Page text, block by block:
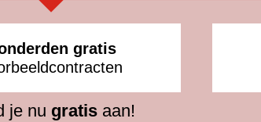
gratis
je nu gratisaan!